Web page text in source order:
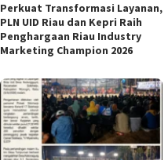
Perkuat Transformasi Layanan,
PLN UID Riau dan Kepri Raih
Penghargaan Riau Industry
Marketing Champion 2026